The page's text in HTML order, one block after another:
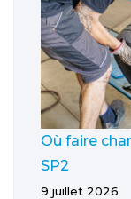
Où faire
SP2
9 juillet 2026